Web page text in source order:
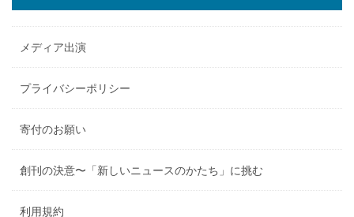
メディア出演
プライバシーポリシー
寄付のお願い
創刊の決意〜「新しいニュースのかたち」に挑む
利用規約